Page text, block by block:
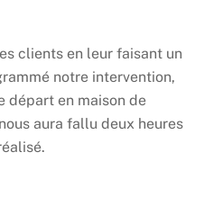
clients en leur faisant un
notre intervention,
départ en maison de
aura fallu deux heures